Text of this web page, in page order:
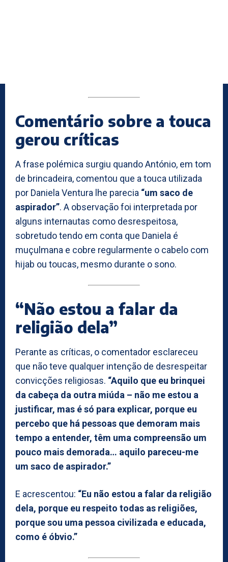
Comentário sobre a touca
gerou críticas
A frase polémica surgiu quando António, em tom
de brincadeira, comentou que a touca utilizada
por Daniela Ventura lhe parecia “um saco de
aspirador”. A observação foi interpretada por
alguns internautas como desrespeitosa,
sobretudo tendo em conta que Daniela é
muçulmana e cobre regularmente o cabelo com
hijab ou toucas, mesmo durante o sono.
“Não estou a falar da
religião dela”
Perante as críticas, o comentador esclareceu
que não teve qualquer intenção de desrespeitar
convicções religiosas. “Aquilo que eu brinquei
da cabeça da outra miúda – não me estou a
justificar, mas é só para explicar, porque eu
percebo que há pessoas que demoram mais
tempo a entender, têm uma compreensão um
pouco mais demorada… aquilo pareceu-me
um saco de aspirador.”
E acrescentou: “Eu não estou a falar da religião
dela, porque eu respeito todas as religiões,
porque sou uma pessoa civilizada e educada,
como é óbvio.”